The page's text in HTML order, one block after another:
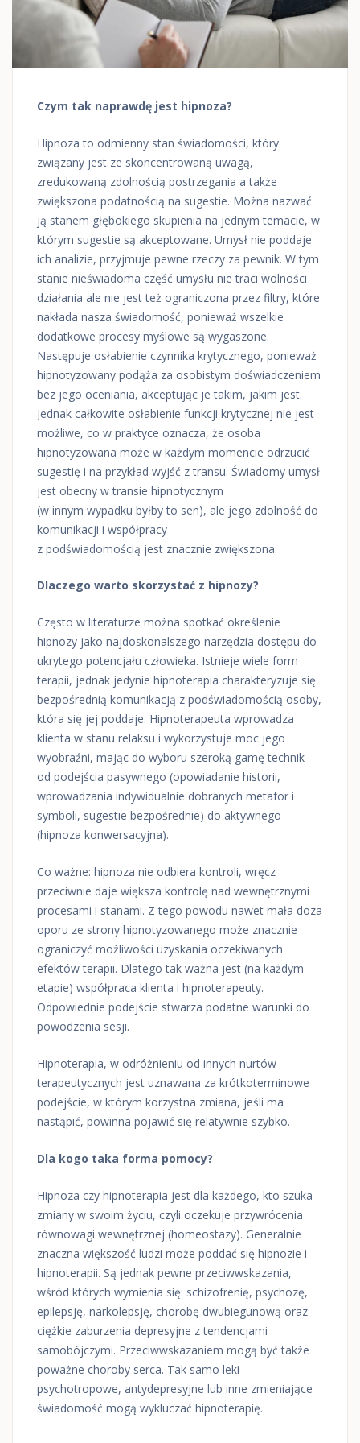
Czym tak naprawdę jest hipnoza?
Hipnoza to odmienny stan świadomości, który
związany jest ze skoncentrowaną uwagą,
zredukowaną zdolnością postrzegania a także
zwiększona podatnością na sugestie. Można nazwać
ją stanem głębokiego skupienia na jednym temacie, w
którym sugestie są akceptowane. Umysł nie poddaje
ich analizie, przyjmuje pewne rzeczy za pewnik. W tym
stanie nieświadoma część umysłu nie traci wolności
działania ale nie jest też ograniczona przez filtry, które
nakłada nasza świadomość, ponieważ wszelkie
dodatkowe procesy myślowe są wygaszone.
Następuje osłabienie czynnika krytycznego, ponieważ
hipnotyzowany podąża za osobistym doświadczeniem
bez jego oceniania, akceptując je takim, jakim jest.
Jednak całkowite osłabienie funkcji krytycznej nie jest
możliwe, co w praktyce oznacza, że osoba
hipnotyzowana może w każdym momencie odrzucić
sugestię i na przykład wyjść z transu. Świadomy umysł
jest obecny w transie hipnotycznym
(w innym wypadku byłby to sen), ale jego zdolność do
komunikacji i współpracy
z podświadomością jest znacznie zwiększona.
Dlaczego warto skorzystać z hipnozy?
Często w literaturze można spotkać określenie
hipnozy jako najdoskonalszego narzędzia dostępu do
ukrytego potencjału człowieka. Istnieje wiele form
terapii, jednak jedynie hipnoterapia charakteryzuje się
bezpośrednią komunikacją z podświadomością osoby,
która się jej poddaje. Hipnoterapeuta wprowadza
klienta w stanu relaksu i wykorzystuje moc jego
wyobraźni, mając do wyboru szeroką gamę technik –
od podejścia pasywnego (opowiadanie historii,
wprowadzania indywidualnie dobranych metafor i
symboli, sugestie bezpośrednie) do aktywnego
(hipnoza konwersacyjna).
Co ważne: hipnoza nie odbiera kontroli, wręcz
przeciwnie daje większa kontrolę nad wewnętrznymi
procesami i stanami. Z tego powodu nawet mała doza
oporu ze strony hipnotyzowanego może znacznie
ograniczyć możliwości uzyskania oczekiwanych
efektów terapii. Dlatego tak ważna jest (na każdym
etapie) współpraca klienta i hipnoterapeuty.
Odpowiednie podejście stwarza podatne warunki do
powodzenia sesji.
Hipnoterapia, w odróżnieniu od innych nurtów
terapeutycznych jest uznawana za krótkoterminowe
podejście, w którym korzystna zmiana, jeśli ma
nastąpić, powinna pojawić się relatywnie szybko.
Dla kogo taka forma pomocy?
Hipnoza czy hipnoterapia jest dla każdego, kto szuka
zmiany w swoim życiu, czyli oczekuje przywrócenia
równowagi wewnętrznej (homeostazy). Generalnie
znaczna większość ludzi może poddać się hipnozie i
hipnoterapii. Są jednak pewne przeciwwskazania,
wśród których wymienia się: schizofrenię, psychozę,
epilepsję, narkolepsję, chorobę dwubiegunową oraz
ciężkie zaburzenia depresyjne z tendencjami
samobójczymi. Przeciwwskazaniem mogą być także
poważne choroby serca. Tak samo leki
psychotropowe, antydepresyjne lub inne zmieniające
świadomość mogą wykluczać hipnoterapię.